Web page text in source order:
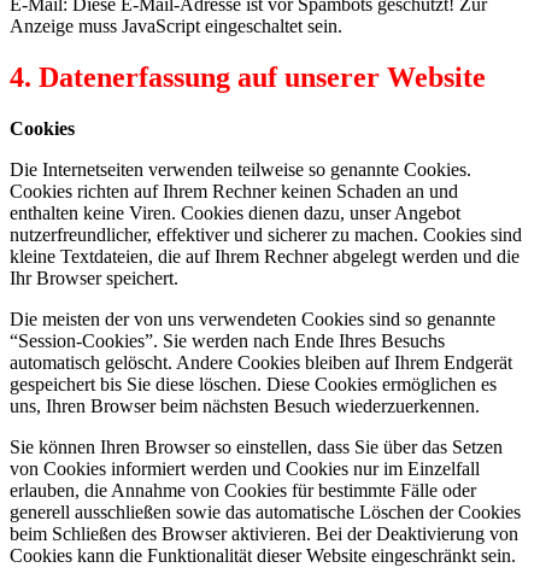
E-Mail: Diese E-Mail-Adresse ist vor Spambots geschützt! Zur
Anzeige muss JavaScript eingeschaltet sein.
4. Datenerfassung auf unserer Website
Cookies
Die Internetseiten verwenden teilweise so genannte Cookies.
Cookies richten auf Ihrem Rechner keinen Schaden an und
enthalten keine Viren. Cookies dienen dazu, unser Angebot
nutzerfreundlicher, effektiver und sicherer zu machen. Cookies sind
kleine Textdateien, die auf Ihrem Rechner abgelegt werden und die
Ihr Browser speichert.
Die meisten der von uns verwendeten Cookies sind so genannte
“Session-Cookies”. Sie werden nach Ende Ihres Besuchs
automatisch gelöscht. Andere Cookies bleiben auf Ihrem Endgerät
gespeichert bis Sie diese löschen. Diese Cookies ermöglichen es
uns, Ihren Browser beim nächsten Besuch wiederzuerkennen.
Sie können Ihren Browser so einstellen, dass Sie über das Setzen
von Cookies informiert werden und Cookies nur im Einzelfall
erlauben, die Annahme von Cookies für bestimmte Fälle oder
generell ausschließen sowie das automatische Löschen der Cookies
beim Schließen des Browser aktivieren. Bei der Deaktivierung von
Cookies kann die Funktionalität dieser Website eingeschränkt sein.